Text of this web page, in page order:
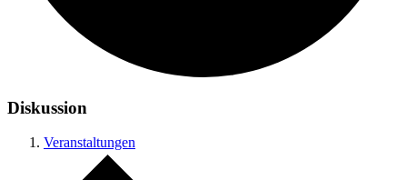
Diskussion
Veranstaltungen